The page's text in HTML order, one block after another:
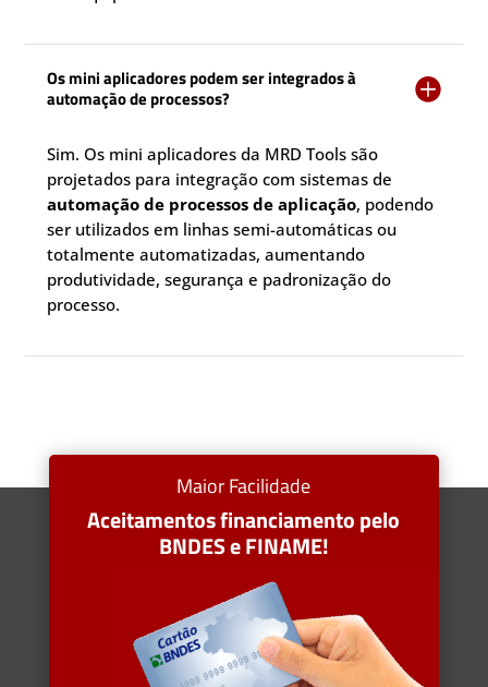
Os mini aplicadores podem ser integrados à
automação de processos?

Sim. Os mini aplicadores da MRD Tools são
projetados para integração com sistemas de
automação de processos de aplicação, podendo
ser utilizados em linhas semi-automáticas ou
totalmente automatizadas, aumentando
produtividade, segurança e padronização do
processo.
Maior Facilidade
Aceitamentos financiamento pelo
BNDES e FINAME!